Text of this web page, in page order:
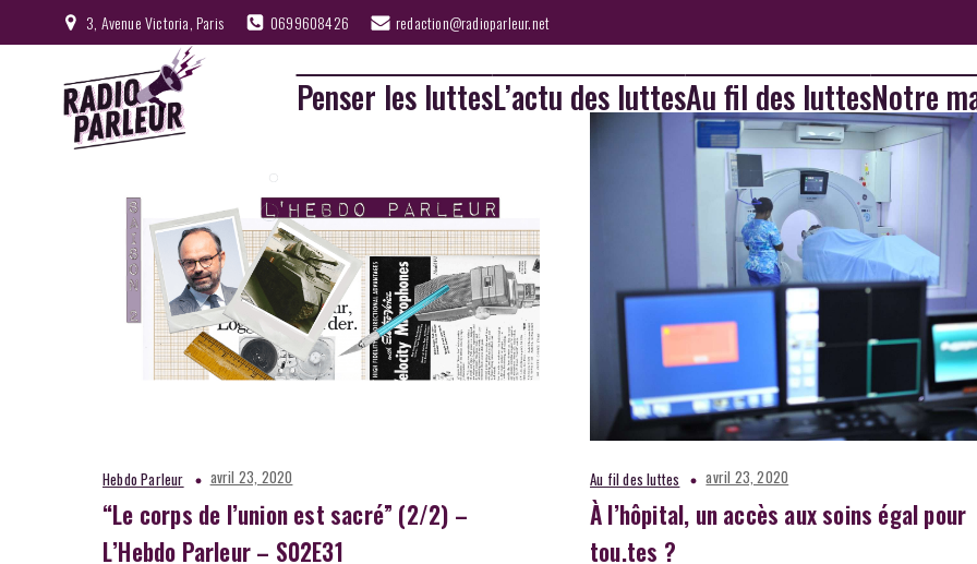
3, Avenue Victoria, Paris 0699608426 redaction@radioparleur.net
Penser les luttesL’actu des luttesAu fil des luttesNotre
Hebdo Parleur avril 23, 2020
“Le corps de l’union est sacré” (2/2) –
L’Hebdo Parleur – S02E31
Au fil des luttes avril 23, 2020
À l’hôpital, un accès aux soins égal pour
tou.tes ?